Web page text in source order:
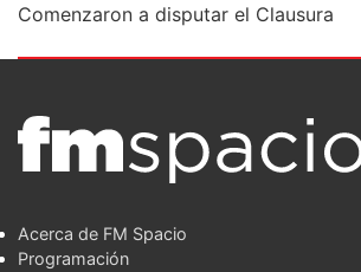
Comenzaron a disputar el Clausura
Acerca de FM Spacio
Programación